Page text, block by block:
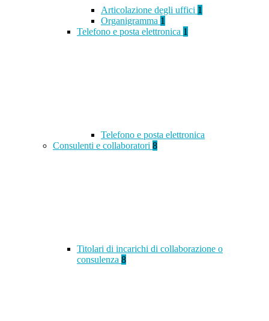
Articolazione degli uffici 1
Organigramma 1
Telefono e posta elettronica 1
Telefono e posta elettronica
Consulenti e collaboratori 8
Titolari di incarichi di collaborazione o
consulenza 8